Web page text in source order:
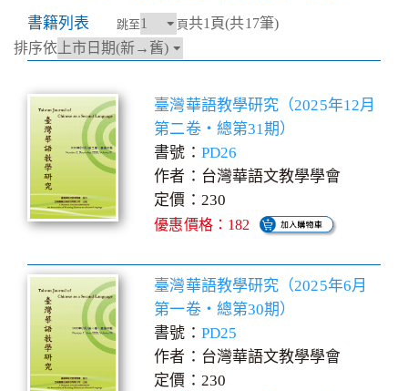
書籍列表 跳至 頁共1頁(共17筆)
排序依
臺灣華語教學研究（2025年12月
第二卷‧總第31期）
書號： PD26
作者：台灣華語文教學學會
定價：230
優惠價格：182
臺灣華語教學研究（2025年6月
第一卷‧總第30期）
書號： PD25
作者：台灣華語文教學學會
定價：230